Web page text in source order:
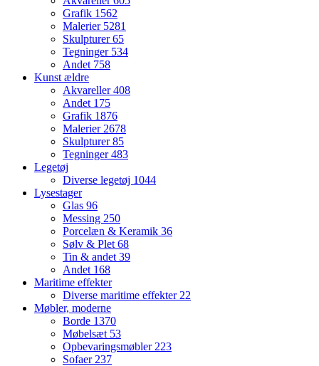
Grafik 1562
Malerier 5281
Skulpturer65
Tegninger 534
Andet 758
Kunst ældre
Akvareller408
Andet 175
Grafik 1876
Malerier 2678
Skulpturer85
Tegninger483
Legetøj
Diverse legetøj 1044
Lysestager
Glas 96
Messing 250
Porcelæn & Keramik 36
Sølv & Plet 68
Tin & andet 39
Andet 168
Maritime effekter
Diverse maritime effekter 22
Møbler, moderne
Borde 1370
Møbelsæt 53
Opbevaringsmøbler 223
Sofaer 237